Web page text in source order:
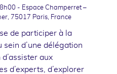
- Espace Champerret –
75017 Paris, France
de participer à la
sein d’une délégation
aux
d’experts, d’explorer